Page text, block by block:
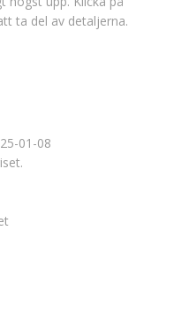
ta del av detaljerna.
01-08